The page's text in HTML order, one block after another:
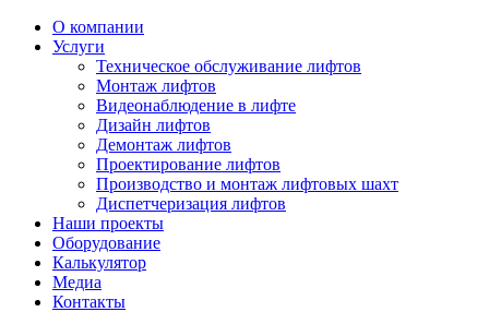
О компании
Услуги
Техническое обслуживание лифтов
Монтаж лифтов
Видеонаблюдение в лифте
Дизайн лифтов
Демонтаж лифтов
Проектирование лифтов
Производство и монтаж лифтовых шахт
Диспетчеризация лифтов
Наши проекты
Оборудование
Калькулятор
Медиа
Контакты